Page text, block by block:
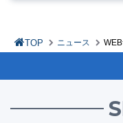
TOP ニュース